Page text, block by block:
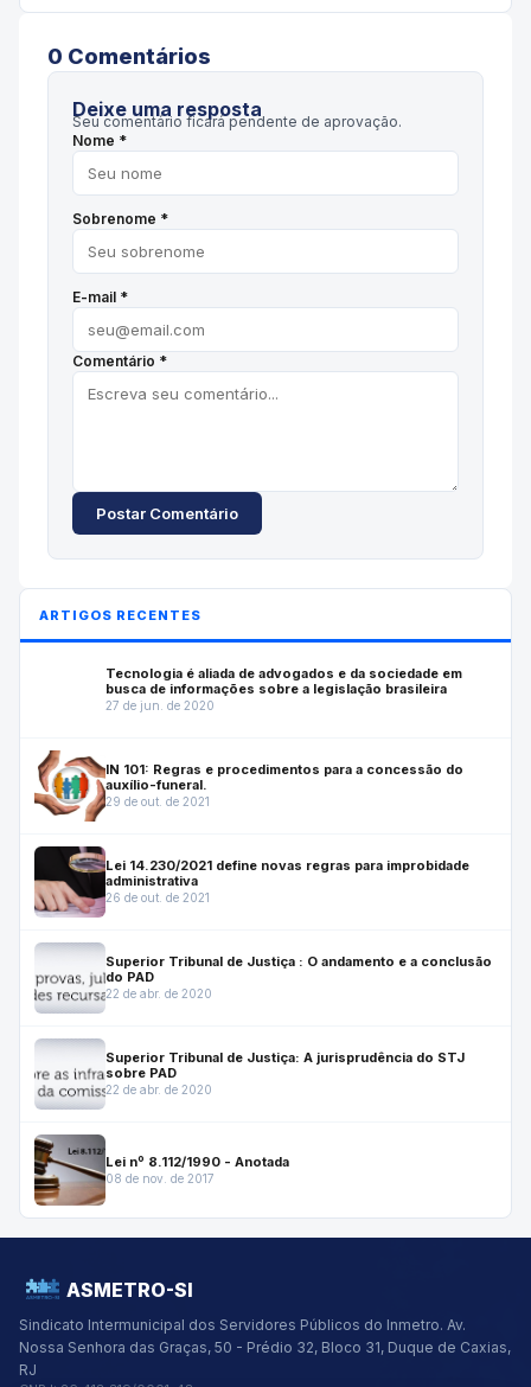
0 Comentários
Deixe uma resposta
Seu comentário ficará pendente de aprovação.
Nome *
Sobrenome *
E-mail *
Comentário *
Postar Comentário
ARTIGOS RECENTES
Tecnologia é aliada de advogados e da sociedade em
busca de informações sobre a legislação brasileira
27 de jun. de 2020
IN 101: Regras e procedimentos para a concessão do
auxílio-funeral.
29 de out. de 2021
Lei 14.230/2021 define novas regras para improbidade
administrativa
26 de out. de 2021
Superior Tribunal de Justiça : O andamento e a conclusão
do PAD
22 de abr. de 2020
Superior Tribunal de Justiça: A jurisprudência do STJ
sobre PAD
22 de abr. de 2020
Lei nº 8.112/1990 - Anotada
08 de nov. de 2017
ASMETRO-SI
Sindicato Intermunicipal dos Servidores Públicos do Inmetro. Av.
Nossa Senhora das Graças, 50 - Prédio 32, Bloco 31, Duque de Caxias,
RJ